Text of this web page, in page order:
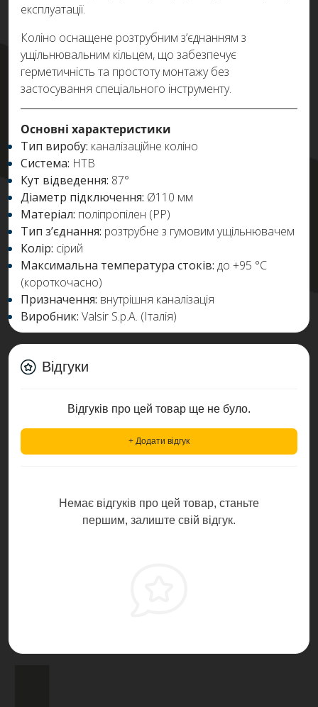
експлуатації.
Коліно оснащене розтрубним з’єднанням з
ущільнювальним кільцем, що забезпечує
герметичність та простоту монтажу без
застосування спеціального інструменту.
Основні характеристики
Тип виробу: каналізаційне коліно
Система: HTB
Кут відведення: 87°
Діаметр підключення: Ø110 мм
Матеріал: поліпропілен (PP)
Тип з’єднання: розтрубне з гумовим ущільнювачем
Колір: сірий
Максимальна температура стоків: до +95 °C
(короткочасно)
Призначення: внутрішня каналізація
Виробник: Valsir S.p.A. (Італія)
Відгуки
Відгуків про цей товар ще не було.
+ Додати відгук
Немає відгуків про цей товар, станьте
першим, залиште свій відгук.